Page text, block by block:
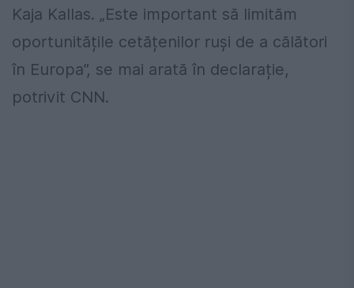
Kaja Kallas. „Este important să limităm
oportunitățile cetățenilor ruși de a călători
în Europa”, se mai arată în declarație,
potrivit CNN.